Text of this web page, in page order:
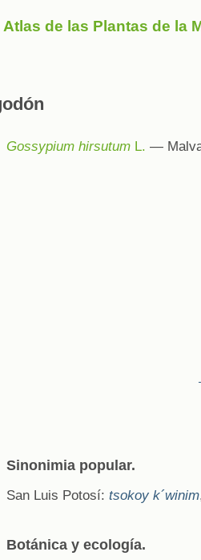
Atlas de las Plantas de la
Gossypium hirsutum L. —
Sinonimia popular.
San Luis Potosí: tsokoy k´winim
Botánica y ecología.